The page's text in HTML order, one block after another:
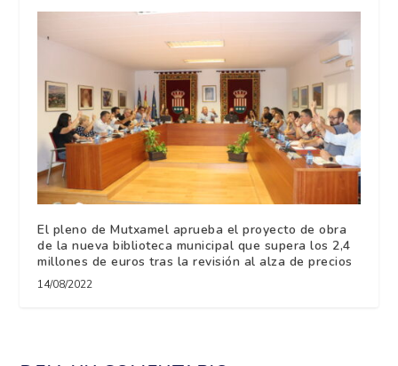
El pleno de Mutxamel aprueba el proyecto de obra
de la nueva biblioteca municipal que supera los 2,4
millones de euros tras la revisión al alza de precios
14/08/2022